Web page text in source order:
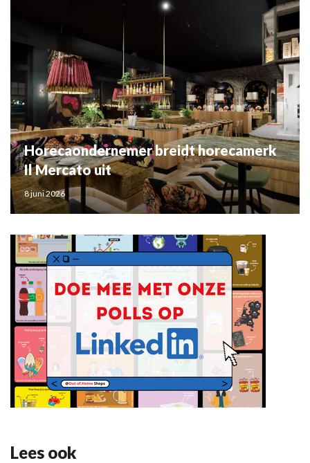
Horecaondernemer breidt horecamerk
Il Mercato uit
8 juni 2026
Lees ook